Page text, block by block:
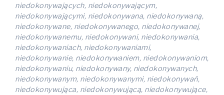
niedokonywających, niedokonywającym,
niedokonywającymi, niedokonywana, niedokonywaną,
niedokonywane, niedokonywanego, niedokonywanej,
niedokonywanemu, niedokonywani, niedokonywania,
niedokonywaniach, niedokonywaniami,
niedokonywanie, niedokonywaniem, niedokonywaniom,
niedokonywaniu, niedokonywany, niedokonywanych,
niedokonywanym, niedokonywanymi, niedokonywań,
niedokonywująca, niedokonywującą, niedokonywujące,